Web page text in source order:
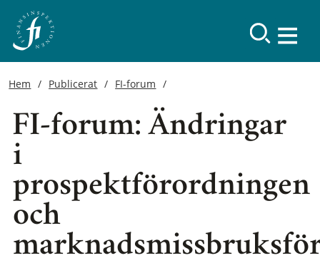
Hem Publicerat FI-forum
FI-forum: Ändringar
i
prospektförordningen
och